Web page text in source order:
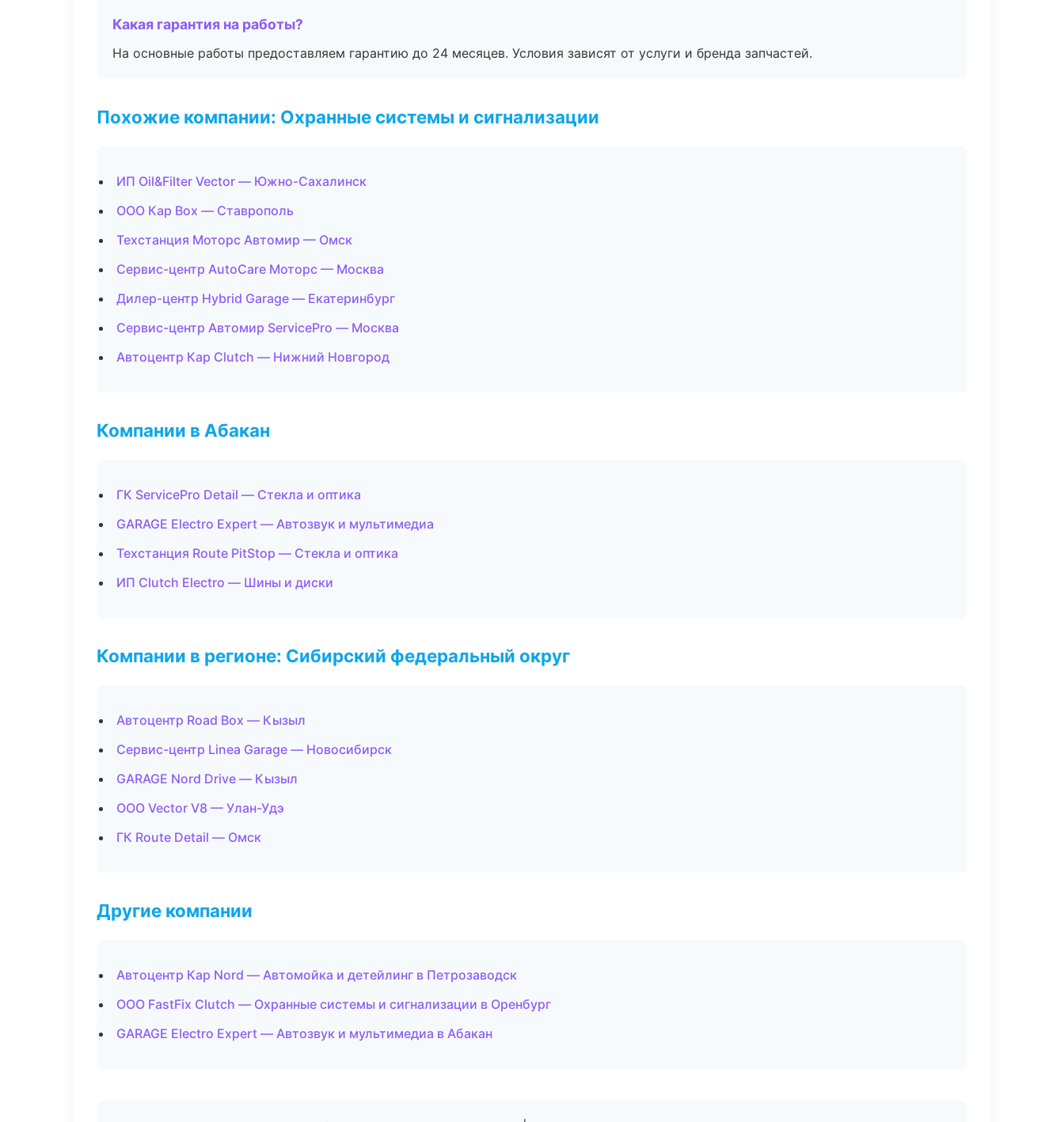
Какая гарантия на работы?
На основные работы предоставляем гарантию до 24 месяцев. Условия зависят от услуги и бренда запчастей.
Похожие компании: Охранные системы и сигнализации
ИП Oil&Filter Vector — Южно-Сахалинск
ООО Кар Box — Ставрополь
Техстанция Моторс Автомир — Омск
Сервис-центр AutoCare Моторс — Москва
Дилер-центр Hybrid Garage — Екатеринбург
Сервис-центр Автомир ServicePro — Москва
Автоцентр Кар Clutch — Нижний Новгород
Компании в Абакан
ГК ServicePro Detail — Стекла и оптика
GARAGE Electro Expert — Автозвук и мультимедиа
Техстанция Route PitStop — Стекла и оптика
ИП Clutch Electro — Шины и диски
Компании в регионе: Сибирский федеральный округ
Автоцентр Road Box — Кызыл
Сервис-центр Linea Garage — Новосибирск
GARAGE Nord Drive — Кызыл
ООО Vector V8 — Улан-Удэ
ГК Route Detail — Омск
Другие компании
Автоцентр Кар Nord — Автомойка и детейлинг в Петрозаводск
ООО FastFix Clutch — Охранные системы и сигнализации в Оренбург
GARAGE Electro Expert — Автозвук и мультимедиа в Абакан